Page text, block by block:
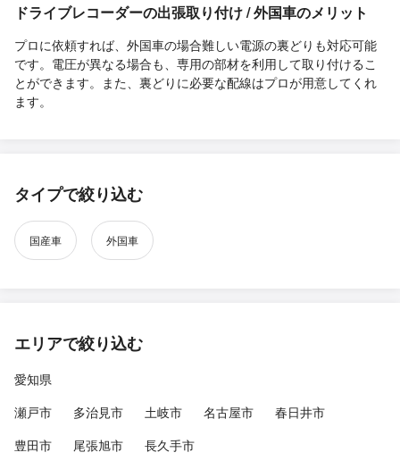
ドライブレコーダーの出張取り付け / 外国車のメリット
プロに依頼すれば、外国車の場合難しい電源の裏どりも対応可能
です。電圧が異なる場合も、専用の部材を利用して取り付けるこ
とができます。また、裏どりに必要な配線はプロが用意してくれ
ます。
タイプで絞り込む
国産車 外国車
エリアで絞り込む
愛知県
瀬戸市
多治見市 土岐市 名古屋市
春日井市
豊田市
尾張旭市 長久手市